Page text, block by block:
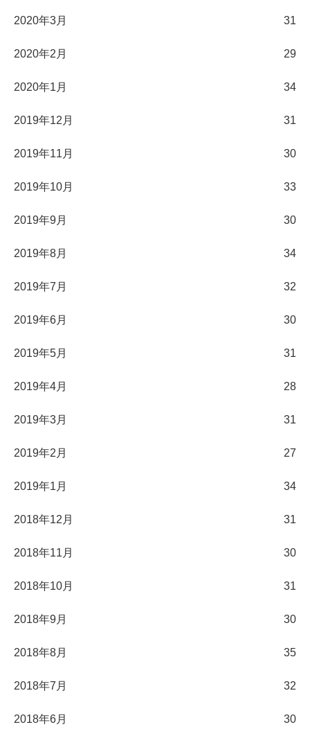
2020年3月 31
2020年2月 29
2020年1月 34
2019年12月 31
2019年11月 30
2019年10月 33
2019年9月 30
2019年8月 34
2019年7月 32
2019年6月 30
2019年5月 31
2019年4月 28
2019年3月 31
2019年2月 27
2019年1月 34
2018年12月 31
2018年11月 30
2018年10月 31
2018年9月 30
2018年8月 35
2018年7月 32
2018年6月 30